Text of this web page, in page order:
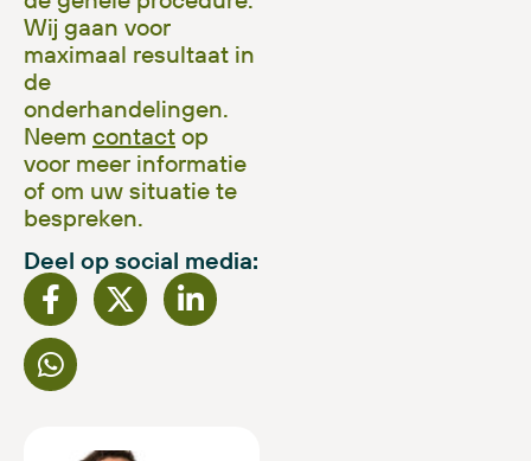
Wij gaan voor
maximaal resultaat in
de
onderhandelingen.
Neem contact op
voor meer informatie
of om uw situatie te
bespreken.
Deel op social media: